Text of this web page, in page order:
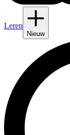
Leren
Nieuw